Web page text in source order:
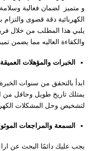
و متميز لضمان فعالية
الكهربائية دقة قصوى والتزام
يلبي هذا المطلب من خلال
والكفاءة العاليه مما يضمن
الخبرات والمؤهلات
ابدأ بالتحقق من سنوات
يمتلك تاريخ طويل وحافل
لتشخيص وحل المشكلات
​السمعة والمراجعات
يجب عليك دائمًا البحث عن اراء